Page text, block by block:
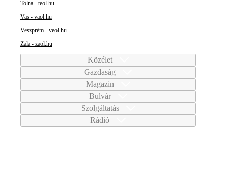
Tolna - teol.hu
Vas - vaol.hu
Veszprém - veol.hu
Zala - zaol.hu
Közélet
Gazdaság
Magazin
Bulvár
Szolgáltatás
Rádió